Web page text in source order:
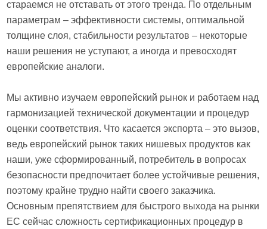
стараемся не отставать от этого тренда. По отдельным
параметрам – эффективности системы, оптимальной
толщине слоя, стабильности результатов – некоторые
наши решения не уступают, а иногда и превосходят
европейские аналоги.
Мы активно изучаем европейский рынок и работаем над
гармонизацией технической документации и процедур
оценки соответствия. Что касается экспорта – это вызов,
ведь европейский рынок таких нишевых продуктов как
наши, уже сформированный, потребитель в вопросах
безопасности предпочитает более устойчивые решения,
поэтому крайне трудно найти своего заказчика.
Основным препятствием для быстрого выхода на рынки
ЕС сейчас сложность сертификационных процедур в